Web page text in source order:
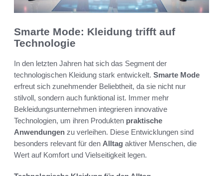
Smarte Mode: Kleidung trifft auf
Technologie
In den letzten Jahren hat sich das Segment der
technologischen Kleidung stark entwickelt. Smarte Mode
erfreut sich zunehmender Beliebtheit, da sie nicht nur
stilvoll, sondern auch funktional ist. Immer mehr
Bekleidungsunternehmen integrieren innovative
Technologien, um ihren Produkten praktische
Anwendungen zu verleihen. Diese Entwicklungen sind
besonders relevant für den Alltag aktiver Menschen, die
Wert auf Komfort und Vielseitigkeit legen.